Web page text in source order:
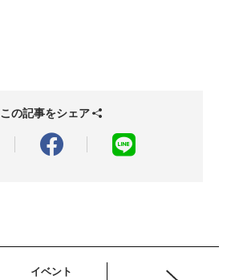
この記事をシェア
イベント